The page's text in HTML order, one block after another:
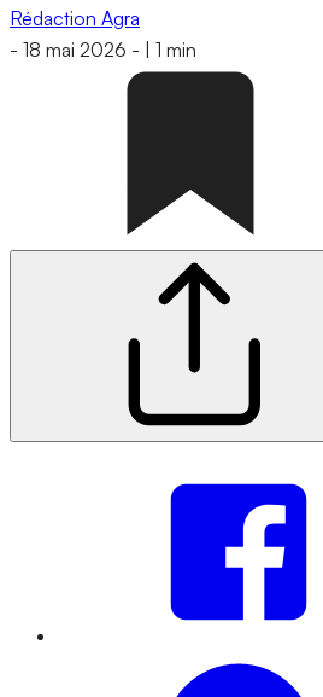
Rédaction Agra
- 18 mai 2026 - 1 min